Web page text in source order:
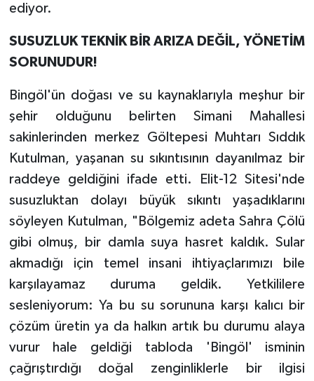
ediyor.
SUSUZLUK TEKNİK BİR ARIZA DEĞİL, YÖNETİM
SORUNUDUR!
Bingöl'ün doğası ve su kaynaklarıyla meşhur bir
şehir olduğunu belirten Simani Mahallesi
sakinlerinden merkez Göltepesi Muhtarı Sıddık
Kutulman, yaşanan su sıkıntısının dayanılmaz bir
raddeye geldiğini ifade etti. Elit-12 Sitesi'nde
susuzluktan dolayı büyük sıkıntı yaşadıklarını
söyleyen Kutulman, "Bölgemiz adeta Sahra Çölü
gibi olmuş, bir damla suya hasret kaldık. Sular
akmadığı için temel insani ihtiyaçlarımızı bile
karşılayamaz duruma geldik. Yetkililere
sesleniyorum: Ya bu su sorununa karşı kalıcı bir
çözüm üretin ya da halkın artık bu durumu alaya
vurur hale geldiği tabloda 'Bingöl' isminin
çağrıştırdığı doğal zenginliklerle bir ilgisi